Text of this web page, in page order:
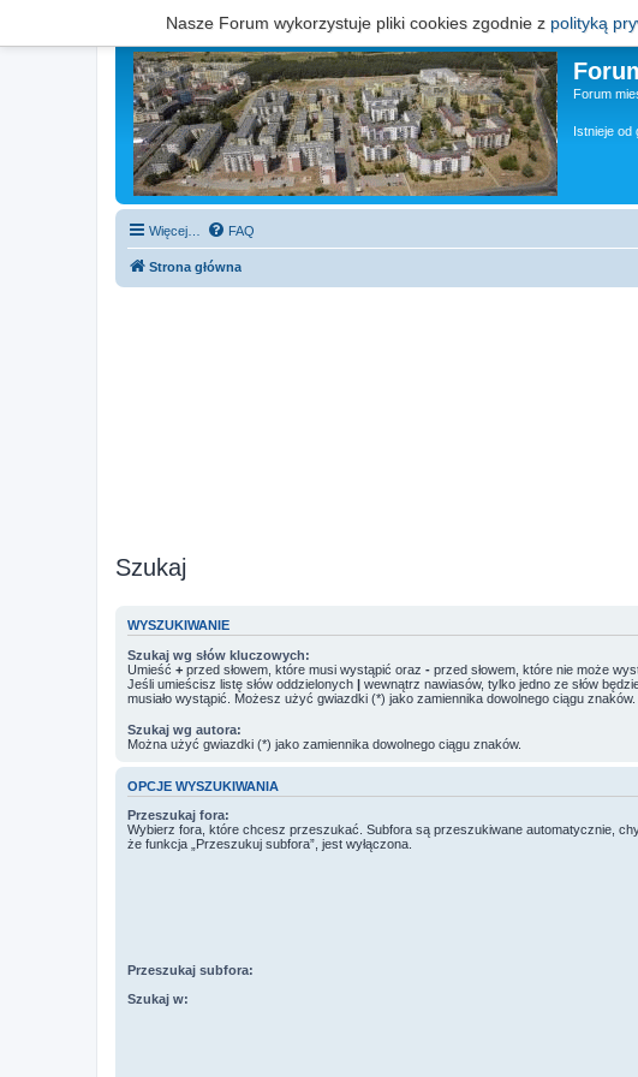
Forum
Istnieje od
Więcej… FAQ
Strona główna
Szukaj
WYSZUKIWANIE
Szukaj wg słów kluczowych:
Umieść + przed słowem, które musi wystąpić oraz - przed słowem, które nie może
Jeśli umieścisz listę słów oddzielonych | wewnątrz nawiasów, tylko jedno ze słów
musiało wystąpić. Możesz użyć gwiazdki (*) jako zamiennika dowolnego ciągu znaków.
Szukaj wg autora:
Można użyć gwiazdki (*) jako zamiennika dowolnego ciągu znaków.
OPCJE WYSZUKIWANIA
Przeszukaj fora:
Wybierz fora, które chcesz przeszukać. Subfora są przeszukiwane automatycznie,
że funkcja „Przeszukuj subfora”, jest wyłączona.
Przeszukaj subfora:
Szukaj w:
Nasze Forum wykorzystuje pliki cookies zgodnie z polityką